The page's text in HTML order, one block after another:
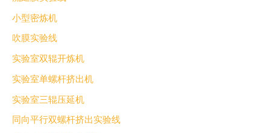
小型密炼机
吹膜实验线
实验室双辊开炼机
实验室单螺杆挤出机
实验室三辊压延机
同向平行双螺杆挤出实验线